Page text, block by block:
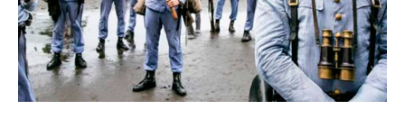
el
cine